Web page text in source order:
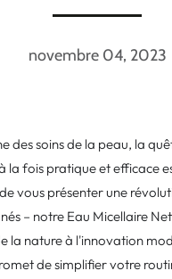
novembre 04, 2023
des soins de la peau, la
la fois pratique et efficace
vous présenter une
– notre Eau Micellaire
la nature à l'innovation
de simplifier votre